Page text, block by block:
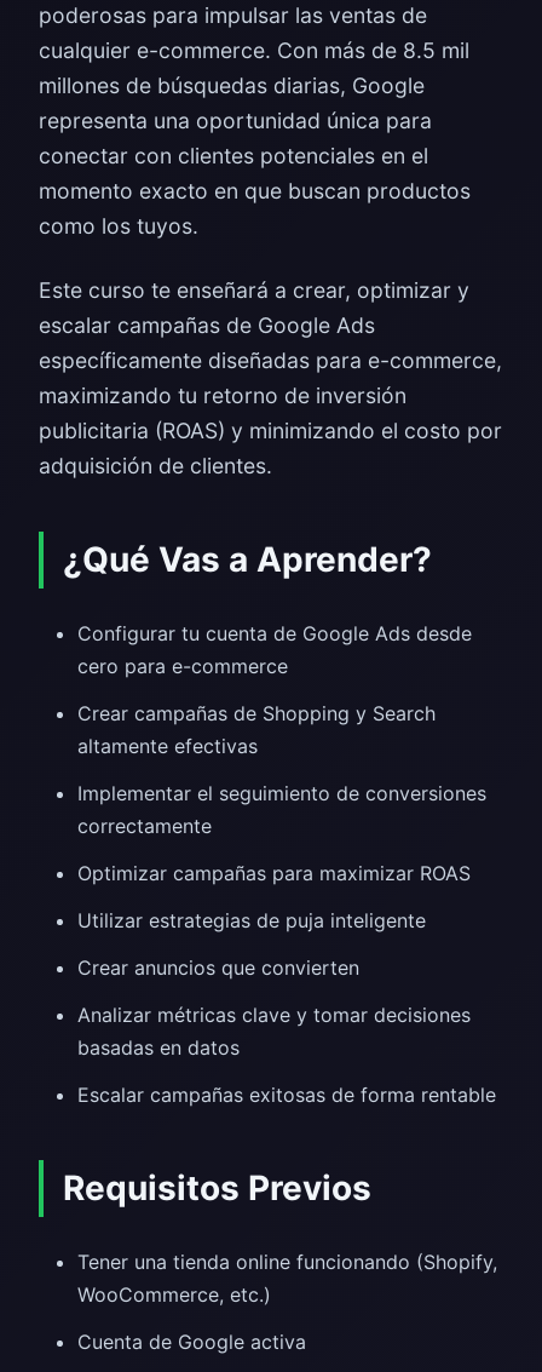
poderosas para impulsar las ventas de
cualquier e-commerce. Con más de 8.5 mil
millones de búsquedas diarias, Google
representa una oportunidad única para
conectar con clientes potenciales en el
momento exacto en que buscan productos
como los tuyos.
Este curso te enseñará a crear, optimizar y
escalar campañas de Google Ads
específicamente diseñadas para e-commerce,
maximizando tu retorno de inversión
publicitaria (ROAS) y minimizando el costo por
adquisición de clientes.
¿Qué Vas a Aprender?
Configurar tu cuenta de Google Ads desde
cero para e-commerce
Crear campañas de Shopping y Search
altamente efectivas
Implementar el seguimiento de conversiones
correctamente
Optimizar campañas para maximizar ROAS
Utilizar estrategias de puja inteligente
Crear anuncios que convierten
Analizar métricas clave y tomar decisiones
basadas en datos
Escalar campañas exitosas de forma rentable
Requisitos Previos
Tener una tienda online funcionando (Shopify,
WooCommerce, etc.)
Cuenta de Google activa